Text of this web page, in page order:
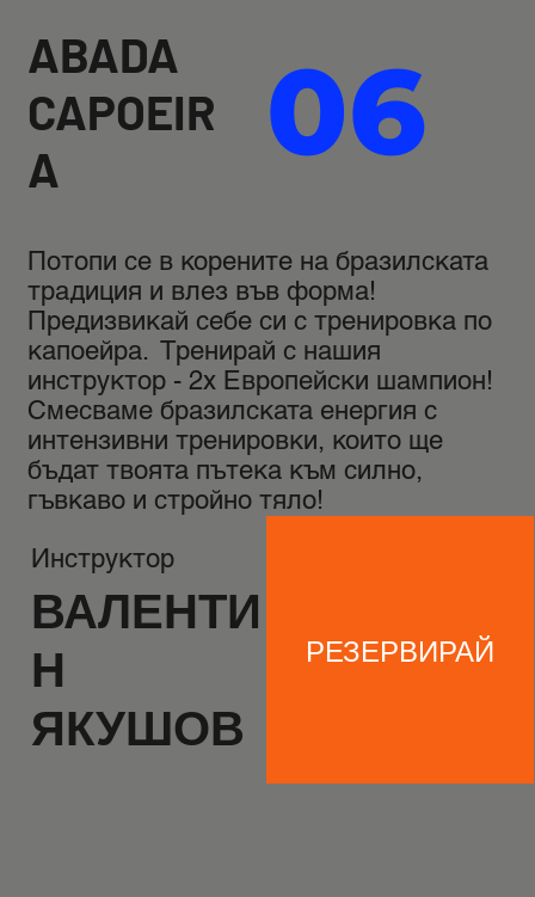
ABADA
CAPOEIR
A
Потопи се в корените на бразилската
традиция и влез във форма!
Предизвикай себе си с тренировка по
капоейра. Тренирай с нашия
инструктор - 2х Европейски шампион!
Смесваме бразилската енергия с
интензивни тренировки, които ще
бъдат твоята пътека към силно,
гъвкаво и стройно тяло!
РЕЗЕРВИРАЙ
06
Инструктор
ВАЛЕНТИ
Н
ЯКУШОВ